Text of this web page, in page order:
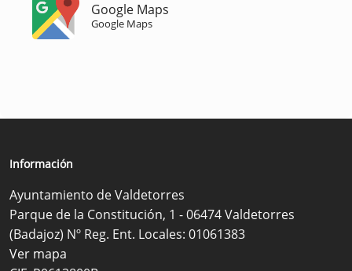
Google Maps
Google Maps
Información
Ayuntamiento de Valdetorres
Parque de la Constitución, 1 - 06474 Valdetorres
(Badajoz) Nº Reg. Ent. Locales: 01061383
Ver mapa